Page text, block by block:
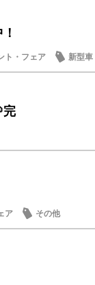
ト・フェア 新型車
完
ア その他